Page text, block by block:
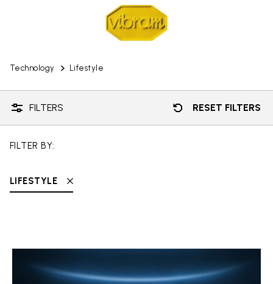
Technology Lifestyle
FILTERS RESET FILTERS
FILTER BY:
LIFESTYLE